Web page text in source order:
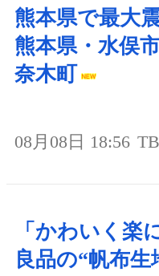
熊本県で最大
熊本県・水俣
奈木町
08月08日 18:56
「かわいく
良品の“帆布